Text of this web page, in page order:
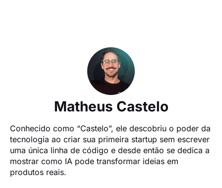
Matheus Castelo
Conhecido como “Castelo”, ele descobriu o poder da
tecnologia ao criar sua primeira startup sem escrever
uma única linha de código e desde então se dedica a
mostrar como IA pode transformar ideias em
produtos reais.